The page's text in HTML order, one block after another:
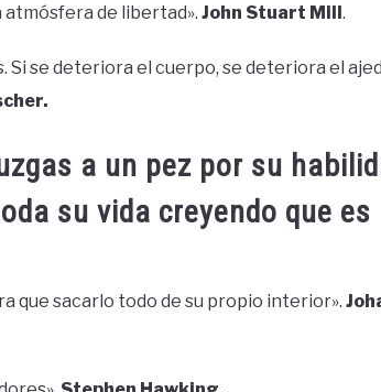
de libertad». John Stuart Mill.
se deteriora el cuerpo, se deteriora el
a un pez por su
su vida creyendo que es
que sacarlo todo de su propio interior».